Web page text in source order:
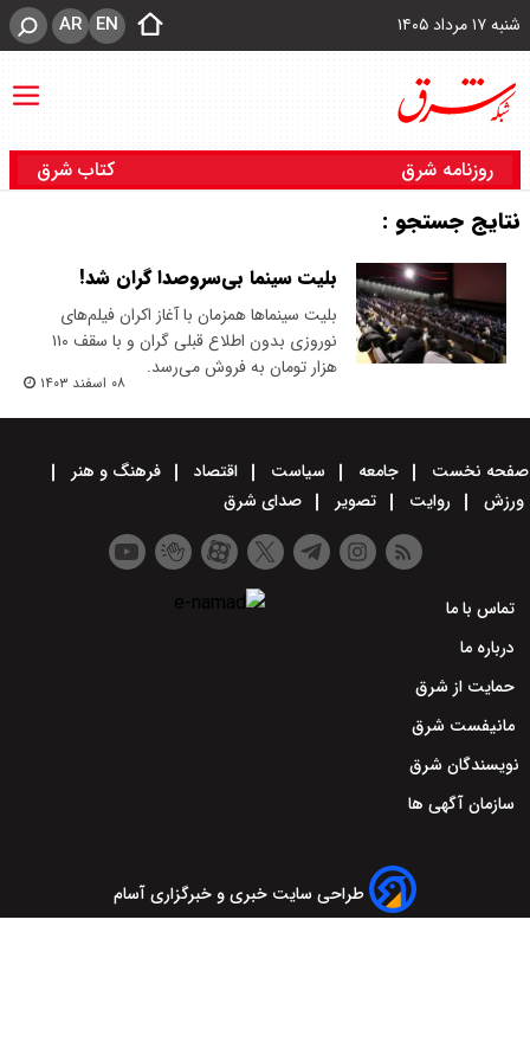
شنبه ۱۷ مرداد ۱۴۰۵ EN
AR
روزنامه شرق کتاب شرق
نتایج جستجو :
بلیت سینما بی‌‌سروصدا گران شد!
بلیت سینماها همزمان با آغاز اکران فیلم‌های
نوروزی بدون اطلاع قبلی گران و با سقف ۱۱۰
هزار تومان به فروش می‌رسد.
۰۸ اسفند ۱۴۰۳
صفحه نخست جامعه سیاست اقتصاد
فرهنگ و هنر
ورزش
روایت تصویر صدای شرق
تماس با ما
درباره ما
حمایت از شرق
مانیفست شرق
نویسندگان شرق
سازمان آگهی ها
طراحی سایت خبری و خبرگزاری آسام